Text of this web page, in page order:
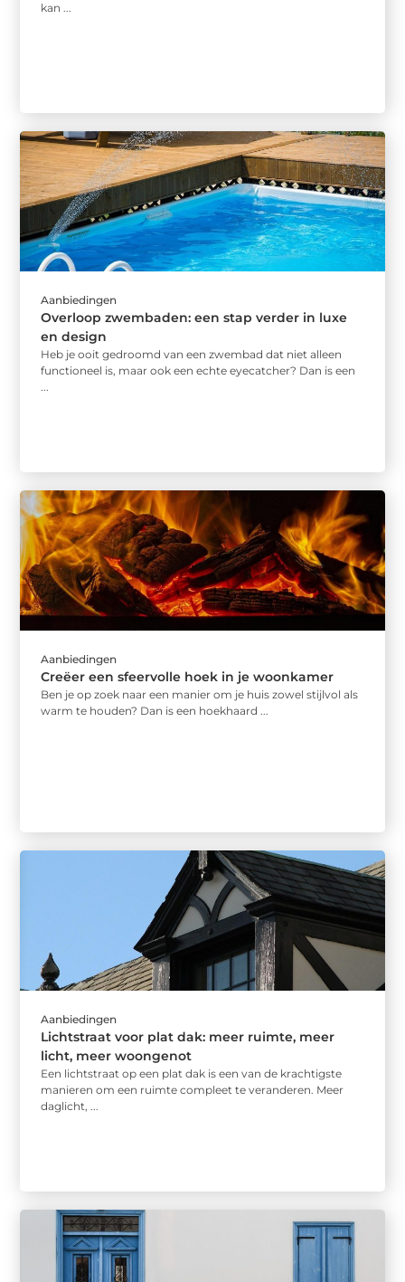
kan ...
Aanbiedingen
Overloop zwembaden: een stap verder in luxe
en design
Heb je ooit gedroomd van een zwembad dat niet alleen
functioneel is, maar ook een echte eyecatcher? Dan is een
Aanbiedingen
Creëer een sfeervolle hoek in je woonkamer
Ben je op zoek naar een manier om je huis zowel stijlvol als
warm te houden? Dan is een hoekhaard ...
Aanbiedingen
Lichtstraat voor plat dak: meer ruimte, meer
licht, meer woongenot
Een lichtstraat op een plat dak is een van de krachtigste
manieren om een ruimte compleet te veranderen. Meer
daglicht, ...